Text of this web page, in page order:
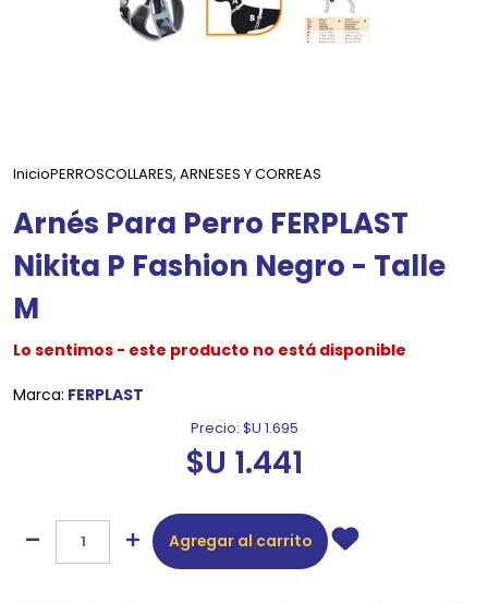
InicioPERROSCOLLARES, ARNESES Y CORREAS
Arnés Para Perro FERPLAST
Nikita P Fashion Negro - Talle
M
Lo sentimos - este producto no está disponible
Marca: FERPLAST
Precio: $U 1.695
$U 1.441
Agregar al carrito